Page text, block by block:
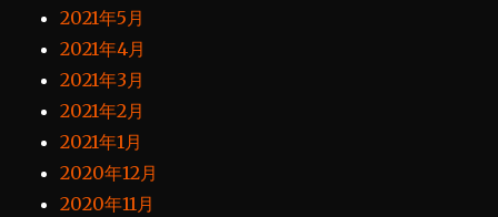
2021年5月
2021年4月
2021年3月
2021年2月
2021年1月
2020年12月
2020年11月